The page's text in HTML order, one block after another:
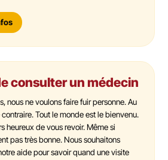
consulter un médecin
nous ne voulons faire fuir personne. Au
Tout le monde est le bienvenu.
heureux de vous revoir. Même si
pas très bonne. Nous souhaitons
aide pour savoir quand une visite